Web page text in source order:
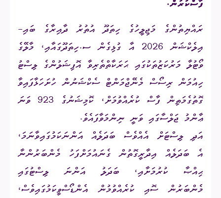
ފާސްކުރުން.
ރައްޔިތުންގެ މަޖިލީހުގެ ހިތަދޫ އުތުރު ދާއިރާގެ ބައި-
އިލެކްޝަން 2026 އާ ގުޅިގެން ސ.ހިތަދޫގައާއި، މާލޭގެ
ވޯޓުލާ މަރުކަޒުތަކުގައި ޙަރަކާތްތެރިވާ އޮފިޝަލުންގެ ލިސްޓު
ހިއުމަން ރިސޯސް މެނޭޖްމަންޓް ސެކްޝަނުން ހުށަހަޅާފައިވާ
ގޮތުގެމަތިން ފާސް ކުރެއްވުމަށް، ކޮމިޝަނުގެ 923 ވަނަ
ޢާންމު ޖަލްސާގައި ވަނީ ނިންމަވާފައެވެ.
އަދި ލިސްޓަށް އެއްވެސް ބަދަލެއް އަންނަކަމުގައިވާނަމަ،
އެ ބަދަލެއް އިދާރީގޮތުން ގެނައުމަށްފަހު މެންބަރުންނާ
ޙިއްޞާ ކުރުމަށާއި، ބަދަލު އަންނަ ލިސްޓުގައި
މެންބަރުން ސޮއި ކުރެއްވުމުން އެންޑޯސްވީކަމުގައިވެސް،